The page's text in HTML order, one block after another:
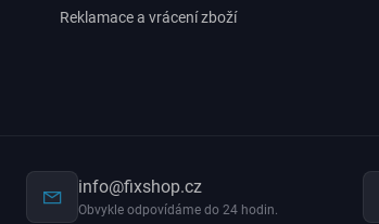
Reklamace a vrácení zboží
info@fixshop.cz
Obvykle odpovídáme do 24 hodin.